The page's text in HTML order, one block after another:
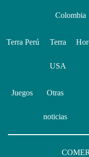
Colombia
Terra Perú Terra
USA
Juegos Otras
noticias